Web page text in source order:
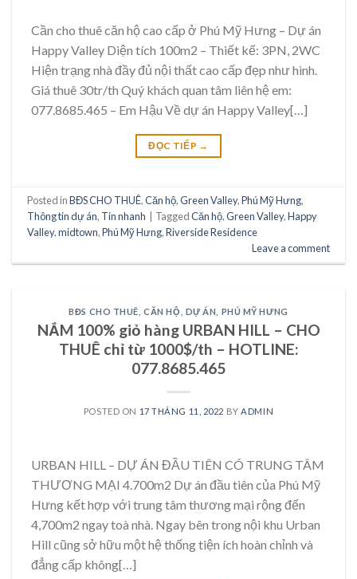
Cần cho thuê căn hộ cao cấp ở Phú Mỹ Hưng – Dự án
Happy Valley Diện tích 100m2 – Thiết kế: 3PN, 2WC
Hiện trạng nhà đầy đủ nội thất cao cấp đẹp như hình.
Giá thuê 30tr/th Quý khách quan tâm liên hệ em:
077.8685.465 – Em Hậu Về dự án Happy Valley[…]
ĐỌC TIẾP →
Posted inBĐS CHO THUÊ,Căn hộ,Green Valley,Phú Mỹ Hưng,
Thông tin dự án, Tin nhanh TaggedCăn hộ,Green Valley,Happy
Valley,midtown,Phú Mỹ Hưng,Riverside Residence
Leave a comment
BĐS CHO THUÊ ,CĂN HỘ DỰ ÁN PHÚ MỸ HƯNG
NẮM 100% giỏ hàng URBAN HILL – CHO
THUÊ chỉ từ 1000$/th – HOTLINE:
077.8685.465
POSTED ON 17 THÁNG 11, 2022 BY ADMIN
URBAN HILL – DỰ ÁN ĐẦU TIÊN CÓ TRUNG TÂM
THƯƠNG MẠI 4.700m2 Dự án đầu tiên của Phú Mỹ
Hưng kết hợp với trung tâm thương mại rộng đến
4,700m2 ngay toà nhà. Ngay bên trong nội khu Urban
Hill cũng sở hữu một hệ thống tiện ích hoàn chỉnh và
đẳng cấp không[…]